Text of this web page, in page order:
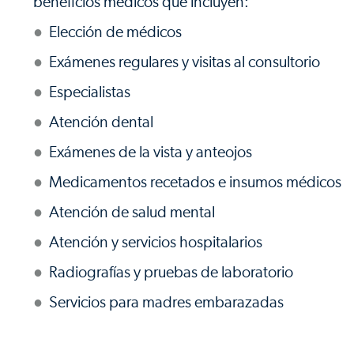
Elección de médicos
Exámenes regulares y visitas al consultorio
Especialistas
Atención dental
Exámenes de la vista y anteojos
Medicamentos recetados e insumos médicos
Atención de salud mental
Atención y servicios hospitalarios
Radiografías y pruebas de laboratorio
Servicios para madres embarazadas